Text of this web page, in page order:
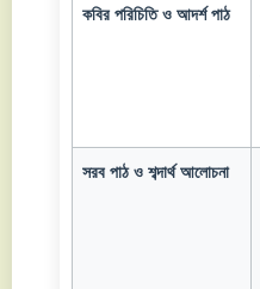
কবির পরিচিতি ও আদর্শ পাঠ
সরব পাঠ ও শব্দার্থ আলোচনা